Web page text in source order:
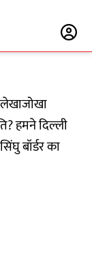
हमने दिल्ली
बॉर्डर का